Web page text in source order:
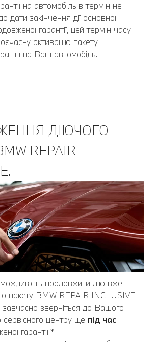
на автомобіль в термін не
дати закінчення дії основної
гарантії, цей термін часу
активацію пакету
на Ваш автомобіль.
ДІЮЧОГО
REPAIR
продовжити дію вже
пакету BMW REPAIR INCLUSIVE.
зверніться до Вашого
сервісного центру ще під час
гарантії.*